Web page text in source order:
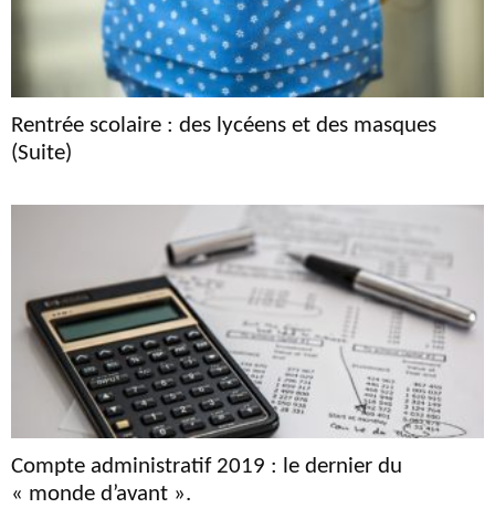
Rentrée scolaire : des lycéens et des masques
(Suite)
Compte administratif 2019 : le dernier du
« monde d’avant ».